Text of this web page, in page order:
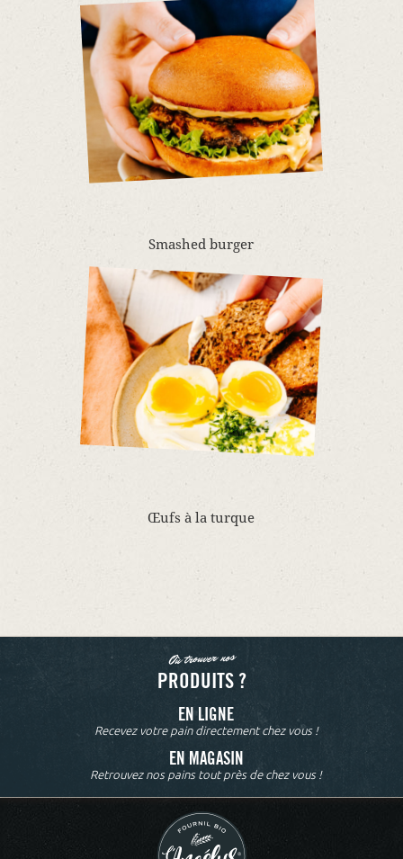
Smashed burger
Œufs à la turque
Où trouver nos
PRODUITS ?
EN LIGNE
Recevez votre pain directement chez vous !
EN MAGASIN
Retrouvez nos pains tout près de chez vous !